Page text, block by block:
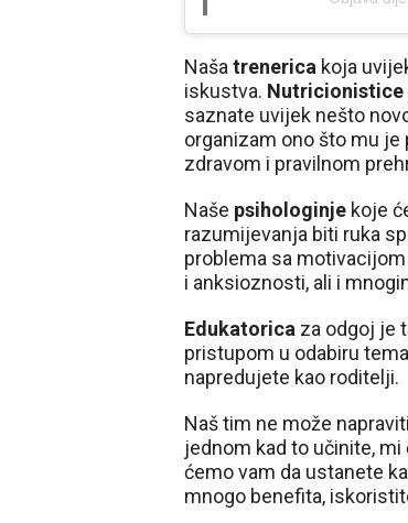
Naša trenerica koja
iskustva. Nutricionistice
saznate uvijek nešto
organizam ono što mu
zdravom i pravilnom
Naše psihologinje koje
razumijevanja biti ruka
problema sa
i anksioznosti, ali i
Edukatorica za odgoj je
pristupom u odabiru
napredujete kao roditelji.
Naš tim ne može
jednom kad to učinite,
ćemo vam da ustanete
mnogo benefita,